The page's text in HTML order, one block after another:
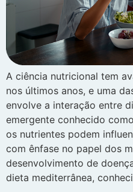
A ciência nutricional tem
nos últimos anos, e uma
envolve a interação entre
emergente conhecido
os nutrientes podem
com ênfase no papel dos
desenvolvimento de
dieta mediterrânea,